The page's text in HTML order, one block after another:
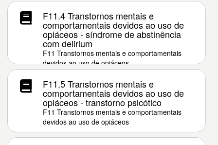
F11.4 Transtornos mentais e
comportamentais devidos ao uso de
opiáceos - síndrome de abstinência
com delirium
F11 Transtornos mentais e comportamentais
devidos ao uso de opiáceos
F11.5 Transtornos mentais e
comportamentais devidos ao uso de
opiáceos - transtorno psicótico
F11 Transtornos mentais e comportamentais
devidos ao uso de opiáceos